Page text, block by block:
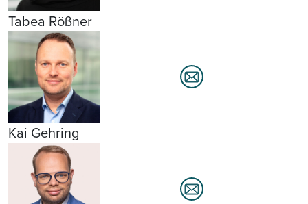
Tabea Rößner
Kai Gehring